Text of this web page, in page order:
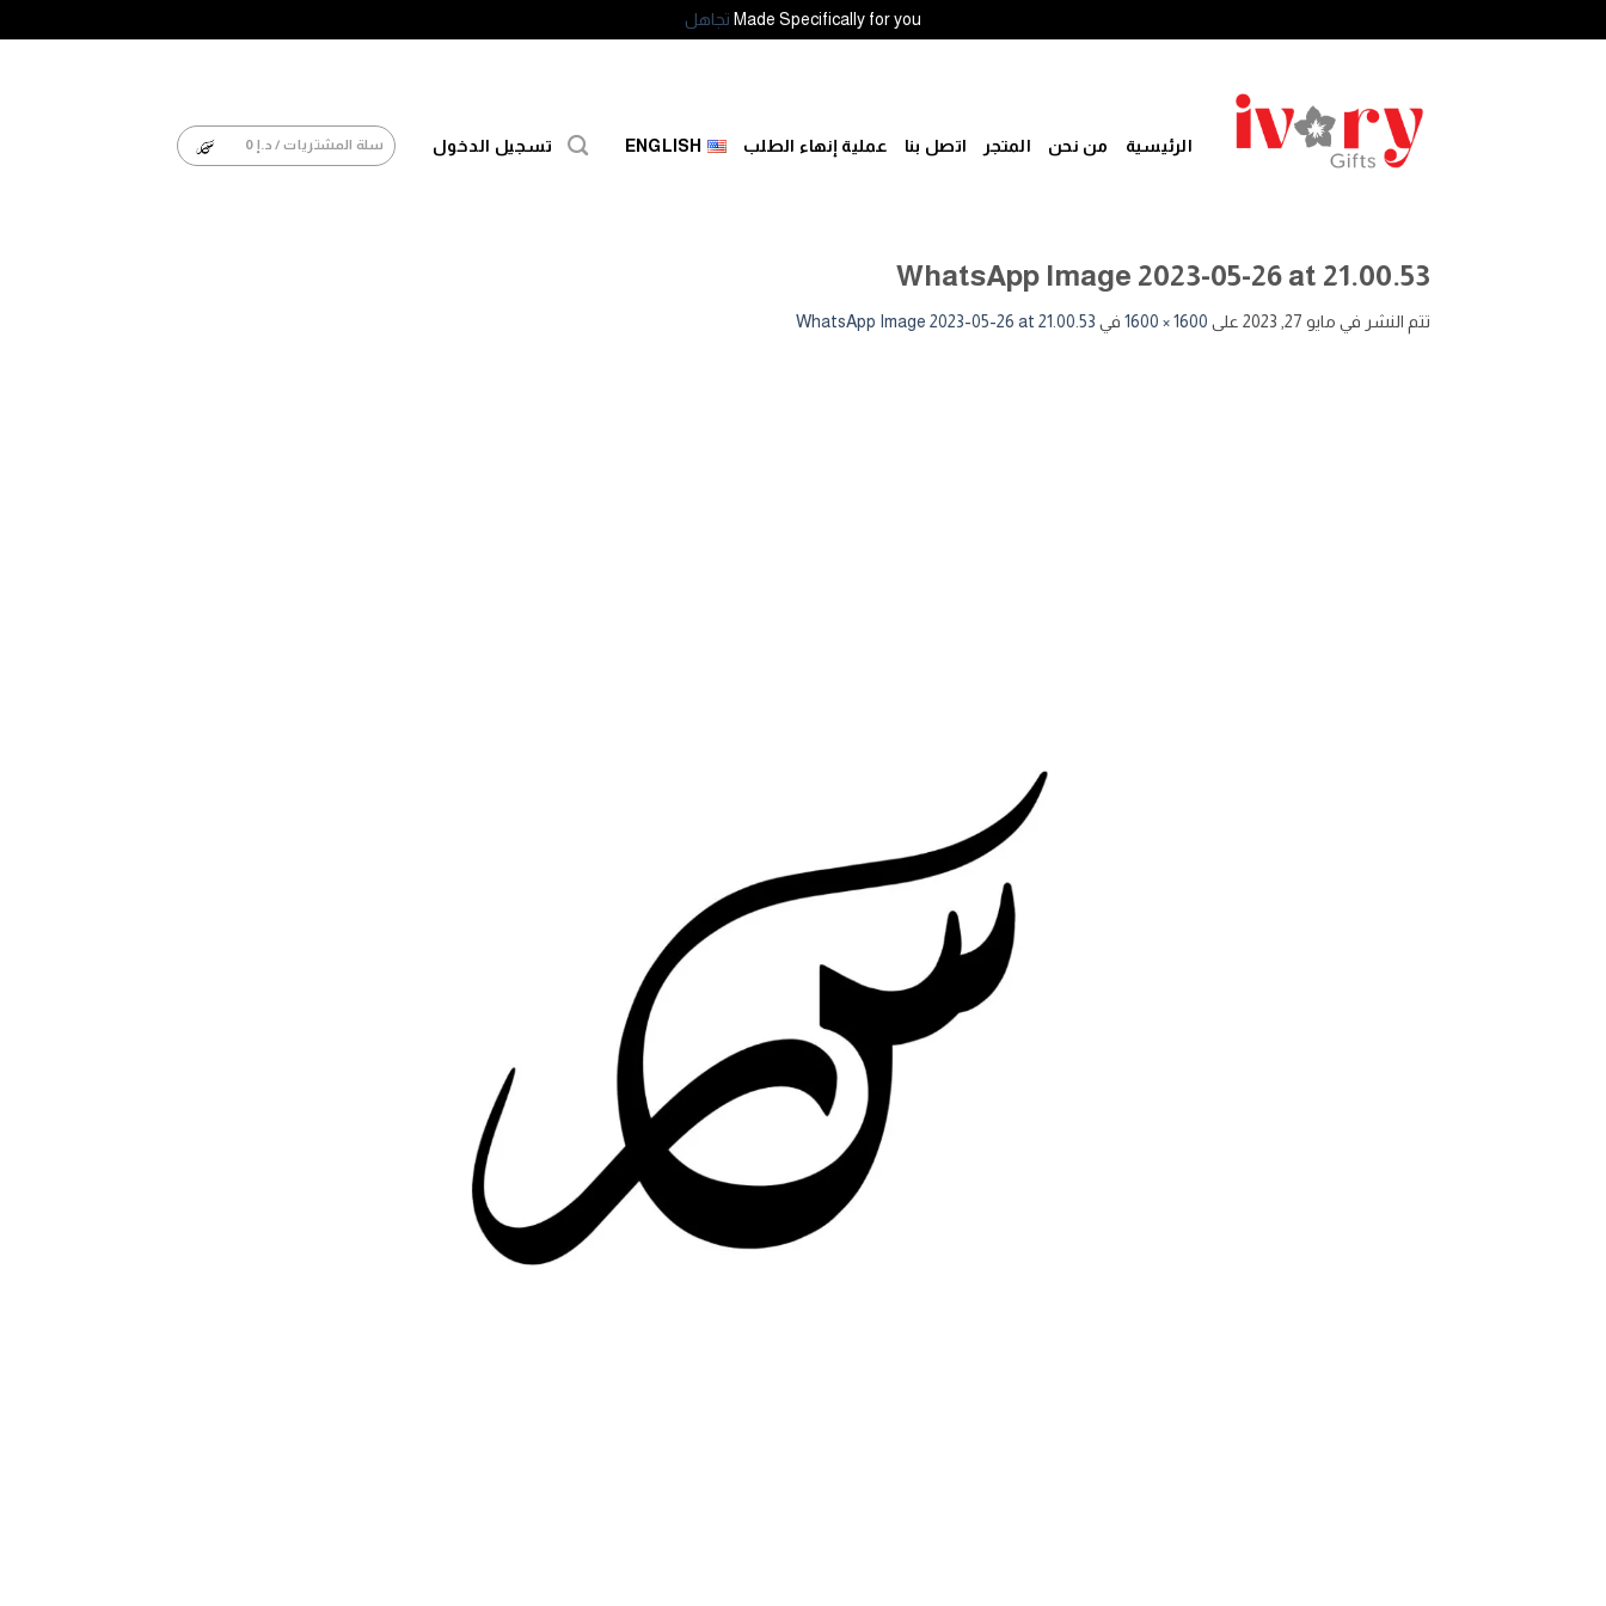
Made Specifically for you تجاهل
الرئيسية من نحن المتجر اتصل بنا عملية إنهاء الطلب ENGLISH تسجيل الدخول سلة المشتريات / د.إ0
WhatsApp Image 2023-05-26 at 21.00.53
تتم النشر في مايو 27, 2023 على 1600 × 1600 في WhatsApp Image 2023-05-26 at 21.00.53